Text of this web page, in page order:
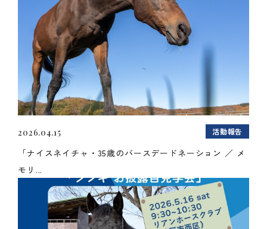
2026.04.15 活動報告
「ナイスネイチャ・35歳のバースデードネーション ／ メ
モリ...